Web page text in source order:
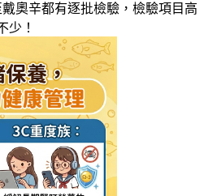
奧辛都有逐批檢驗，檢驗項目高
少！